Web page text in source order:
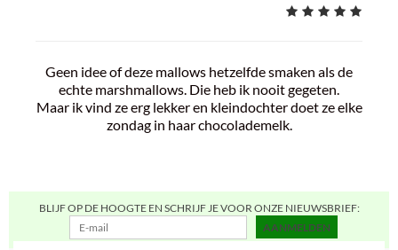
Geen idee of deze mallows hetzelfde smaken als de
echte marshmallows. Die heb ik nooit gegeten.
Maar ik vind ze erg lekker en kleindochter doet ze elke
zondag in haar chocolademelk.
BLIJF OP DE HOOGTE EN SCHRIJF JE VOOR ONZE NIEUWSBRIEF:
AANMELDEN